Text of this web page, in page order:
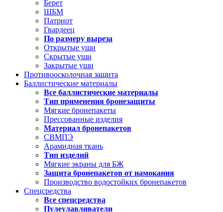
Берет
ШБМ
Патриот
Гвардеец
По размеру выреза
Открытые уши
Скрытые уши
Закрытые уши
Противоосколочная защита
Баллистические материалы
Все баллистические материалы
Тип применения бронезащиты
Мягкие бронепакеты
Прессованные изделия
Материал бронепакетов
СВМПЭ
Арамидная ткань
Тип изделий
Мягкие экраны для БЖ
Защита бронепакетов от намокания
Производство водостойких бронепакетов
Спецсредства
Все спецсредства
Пулеулавливатели